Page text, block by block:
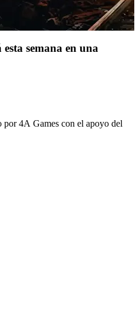
semana en una
por 4A Games con el apoyo del